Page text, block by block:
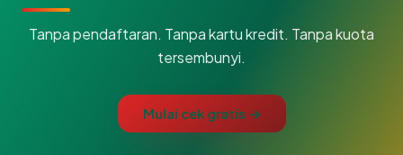
Tanpa pendaftaran. Tanpa kartu kredit. Tanpa kuota
tersembunyi.
Mulai cek gratis →